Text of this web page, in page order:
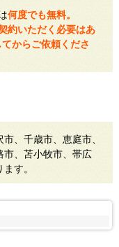
何度でも無料。
約いただく必要はあ
からご依頼くださ
、千歳市、恵庭市、
市、苫小牧市、帯広
す。